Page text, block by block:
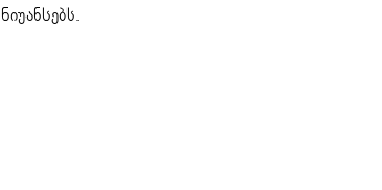
ნიუანსებს.